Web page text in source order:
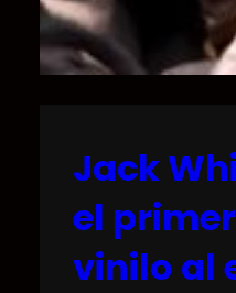
Jack
el
vinilo al